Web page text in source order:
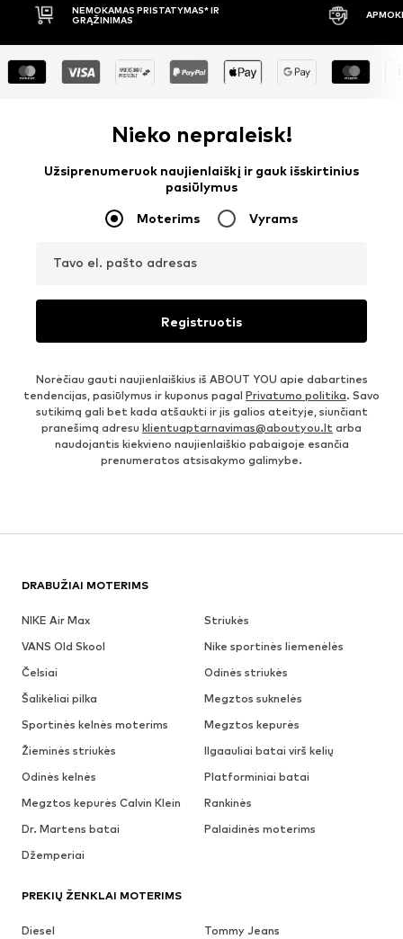
APMOKĖJIMAS PRISTAČIUS 30 DIENŲ
Nieko nepraleisk!
Užsiprenumeruok naujienlaiškį ir gauk išskirtinius
pasiūlymus
Moterims Vyrams
Tavo el. pašto adresas
Registruotis
Norėčiau gauti naujienlaiškius iš ABOUT YOU apie dabartines
tendencijas, pasiūlymus ir kuponus pagal Privatumo politika. Savo
sutikimą gali bet kada atšaukti ir jis galios ateityje, siunčiant
pranešimą adresu klientuaptarnavimas@aboutyou.lt arba
naudojantis kiekvieno naujienlaiškio pabaigoje esančia
prenumeratos atsisakymo galimybe.
DRABUŽIAI MOTERIMS
NIKE Air Max
Striukės
VANS Old Skool
Nike sportinės liemenėlės
Čelsiai
Odinės striukės
Šalikėliai pilka
Megztos suknelės
Sportinės kelnės moterims
Megztos kepurės
Žieminės striukės
Ilgaauliai batai virš kelių
Odinės kelnės
Platforminiai batai
Megztos kepurės Calvin Klein
Rankinės
Dr. Martens batai
Palaidinės moterims
Džemperiai
PREKIŲ ŽENKLAI MOTERIMS
Diesel
Tommy Jeans